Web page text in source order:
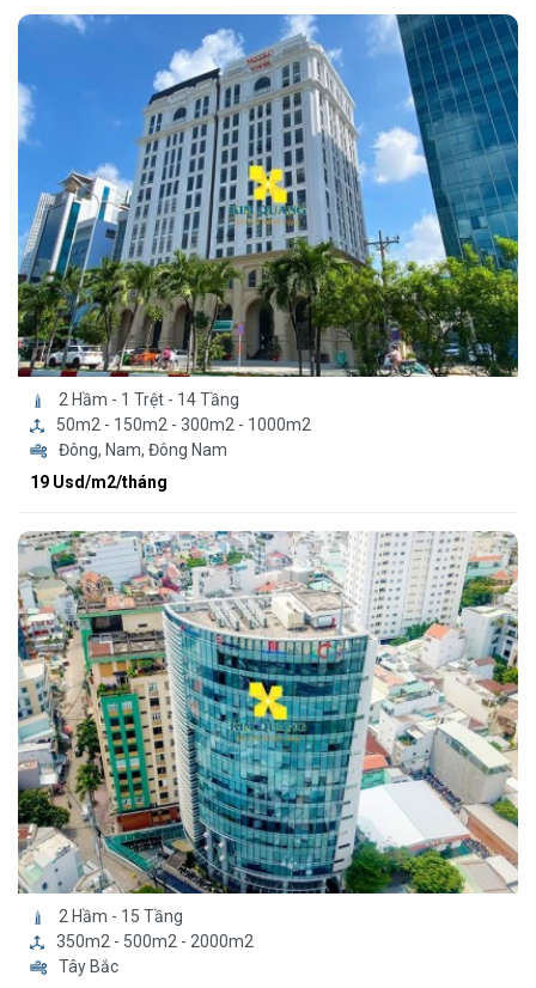
2 Hầm - 1 Trệt - 14 Tầng
50m2 - 150m2 - 300m2 - 1000m2
Đông, Nam, Đông Nam
19 Usd/m2/tháng
2 Hầm - 15 Tầng
350m2 - 500m2 - 2000m2
Tây Bắc